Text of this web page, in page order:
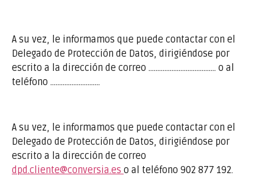
A su vez, le informamos que puede contactar con el
Delegado de Protección de Datos, dirigiéndose por
escrito a la dirección de correo ……………………………….. o al
teléfono ……………………….
A su vez, le informamos que puede contactar con el
Delegado de Protección de Datos, dirigiéndose por
escrito a la dirección de correo
dpd.cliente@conversia.es o al teléfono 902 877 192.